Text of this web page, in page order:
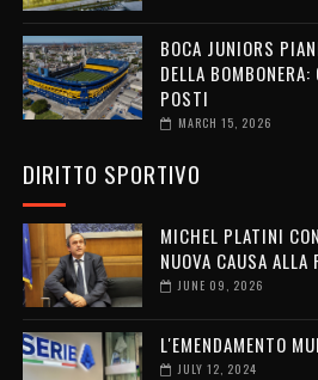
BOCA JUNIORS
DELLA
POSTI
MARCH 15, 2026
DIRITTO SPORTIVO
MICHEL PLATINI
NUOVA CAUSA ALLA
JUNE 09, 2026
L'EMENDAMENTO
JULY 12, 2024